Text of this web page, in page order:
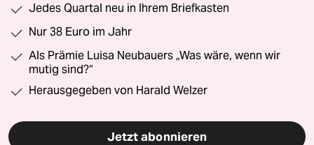
Jedes Quartal neu in Ihrem Briefkasten
Nur 38 Euro im Jahr
Als Prämie Luisa Neubauers „Was wäre, wenn wir
mutig sind?“
Herausgegeben von Harald Welzer
Jetzt abonnieren